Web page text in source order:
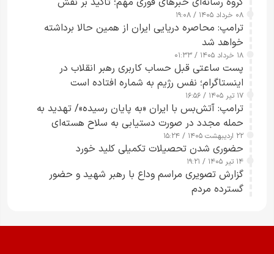
رسانه‌های هوشمند و مسئول در ارتقای آگاهی عمومی
۰۸ خرداد ۱۴۰۵ / ۱۹:۰۸
ترامپ: محاصره دریایی ایران از همین حالا برداشته
خواهد شد
۱۸ خرداد ۱۴۰۵ / ۰۱:۳۳
پست ساعتی قبل حساب کاربری رهبر انقلاب در
اینستاگرام؛ نفس رژیم به شماره افتاده است​
۱۷ تیر ۱۴۰۵ / ۱۶:۵۶
ترامپ: آتش‌بس با ایران «به پایان رسیده»/ تهدید به
حمله مجدد در صورت دستیابی به سلاح هسته‌ای
۲۲ اردیبهشت ۱۴۰۵ / ۱۵:۲۴
حضوری شدن تحصیلات تکمیلی کلید خورد
۱۴ تیر ۱۴۰۵ / ۱۹:۲۱
گزارش تصویری مراسم وداع با رهبر شهید و حضور
گسترده مردم